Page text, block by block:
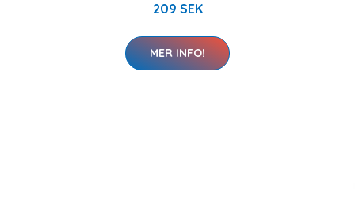
209 SEK
MER INFO!